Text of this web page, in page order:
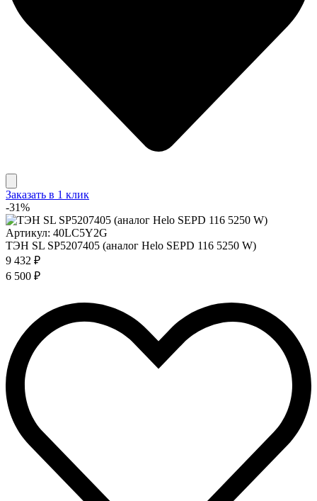
Заказать в 1 клик
-31%
Артикул: 40LC5Y2G
ТЭН SL SP5207405 (аналог Helo SEPD 116 5250 W)
9 432 ₽
6 500 ₽